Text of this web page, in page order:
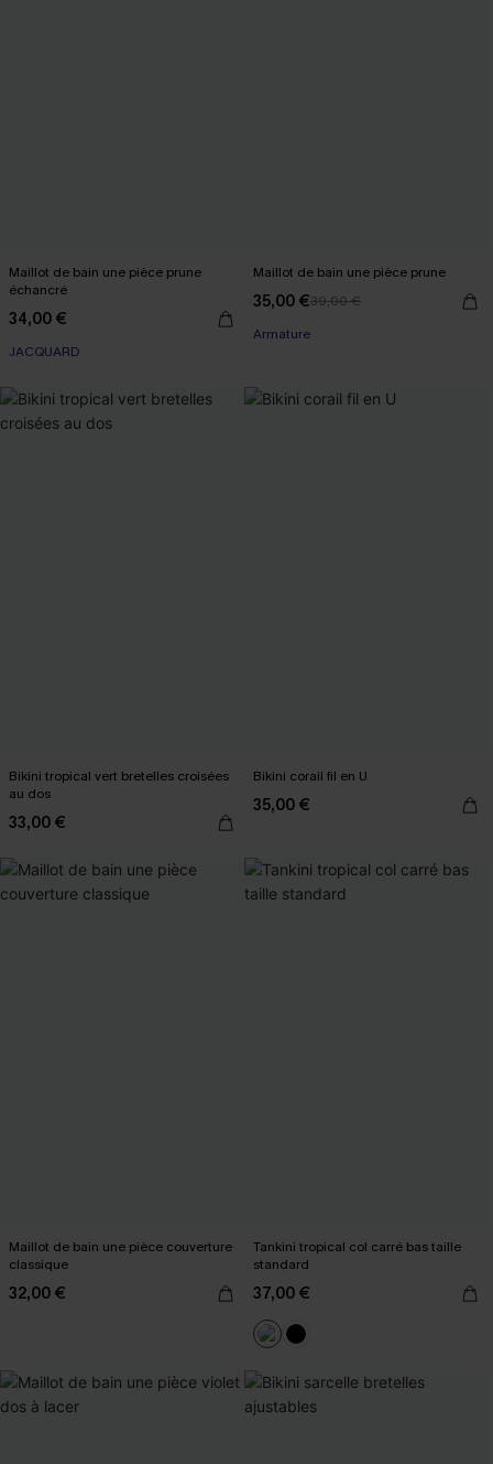
Maillot de bain une pièce prune
échancré
34,00 €
JACQUARD
Maillot de bain une pièce prune
35,00 €39,00 €
Armature
Bikini tropical vert bretelles croisées
au dos
33,00 €
Bikini corail fil en U
35,00 €
Maillot de bain une pièce couverture
classique
32,00 €
Tankini tropical col carré bas taille
standard
37,00 €